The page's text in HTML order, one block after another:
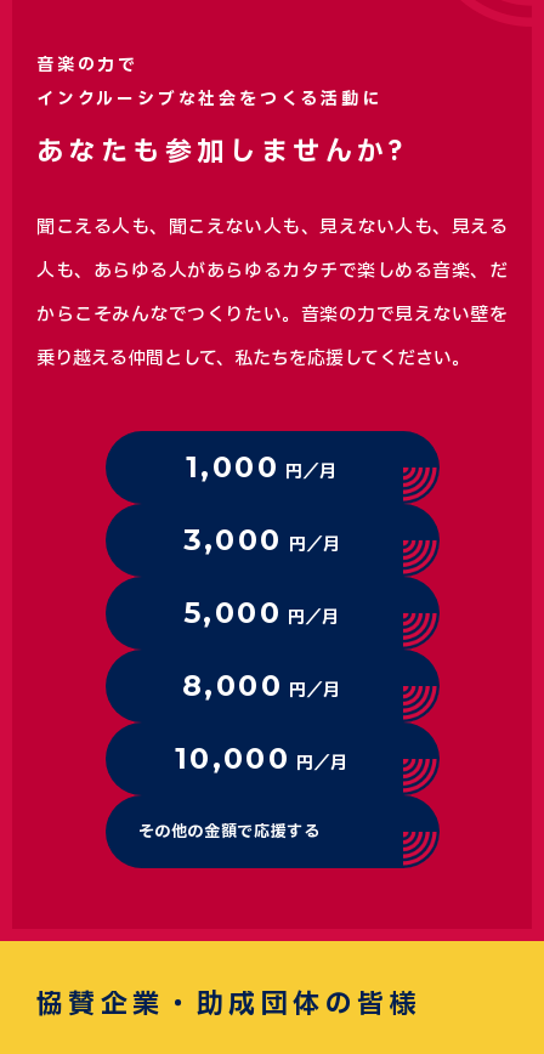
音楽の力で
インクルーシブな社会をつくる活動に
あなたも参加しませんか?
聞こえる人も、聞こえない人も、見えない人も、見える
人も、あらゆる人があらゆるカタチで楽しめる音楽、 だ
からこそみんなでつくりたい。音楽の力で見えない壁を
乗り越える仲間として、私たちを応援してください。
1,000 円／月
3,000 円／月
5,000 円／月
8,000 円／月
10,000 円／月
その他の金額で応援する
協賛企業・助成団体の皆様